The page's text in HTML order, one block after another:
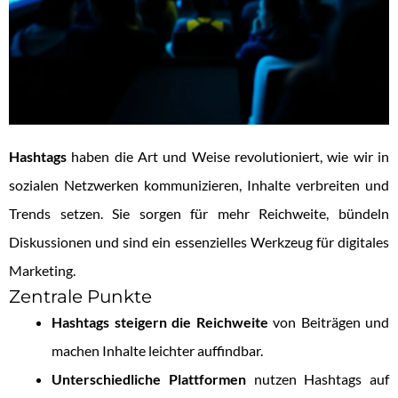
Hashtags haben die Art und Weise revolutioniert, wie wir in
sozialen Netzwerken kommunizieren, Inhalte verbreiten und
Trends setzen. Sie sorgen für mehr Reichweite, bündeln
Diskussionen und sind ein essenzielles Werkzeug für digitales
Marketing.
Zentrale Punkte
Hashtags steigern die Reichweite von Beiträgen und
machen Inhalte leichter auffindbar.
Unterschiedliche Plattformennutzen Hashtags auf